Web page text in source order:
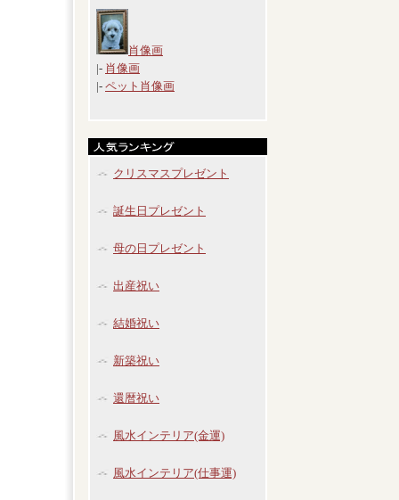
肖像画
|- 肖像画
|- ペット肖像画
クリスマスプレゼント
誕生日プレゼント
母の日プレゼント
出産祝い
結婚祝い
新築祝い
還暦祝い
風水インテリア(金運)
風水インテリア(仕事運)